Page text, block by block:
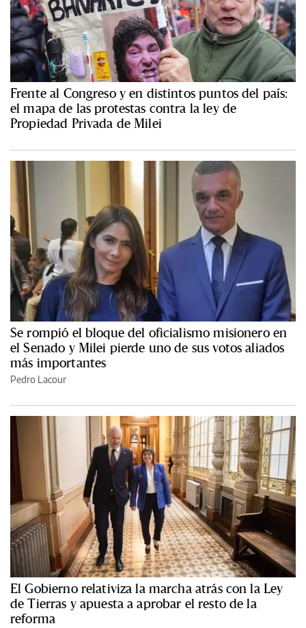
Frente al Congreso y en distintos puntos del país:
el mapa de las protestas contra la ley de
Propiedad Privada de Milei
Se rompió el bloque del oficialismo misionero en
el Senado y Milei pierde uno de sus votos aliados
más importantes
Pedro Lacour
El Gobierno relativiza la marcha atrás con la Ley
de Tierras y apuesta a aprobar el resto de la
reforma